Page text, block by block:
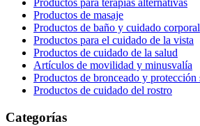
Productos para terapias alternativas
Productos de masaje
Productos de baño y cuidado corporal
Productos para el cuidado de la vista
Productos de cuidado de la salud
Artículos de movilidad y minusvalía
Productos de bronceado y protección
Productos de cuidado del rostro
Categorías